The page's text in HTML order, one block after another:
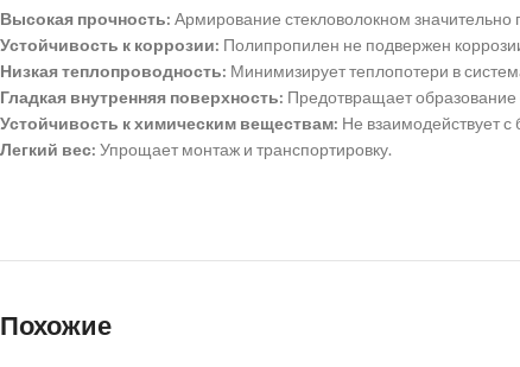
Высокая прочность: Армирование стекловолокном
Устойчивость к коррозии: Полипропилен не подвержен
Низкая теплопроводность: Минимизирует теплопотери в
Гладкая внутренняя поверхность: Предотвращает образование
Устойчивость к химическим веществам: Не взаимодействует
Легкий вес: Упрощает монтаж и транспортировку.
Похожие